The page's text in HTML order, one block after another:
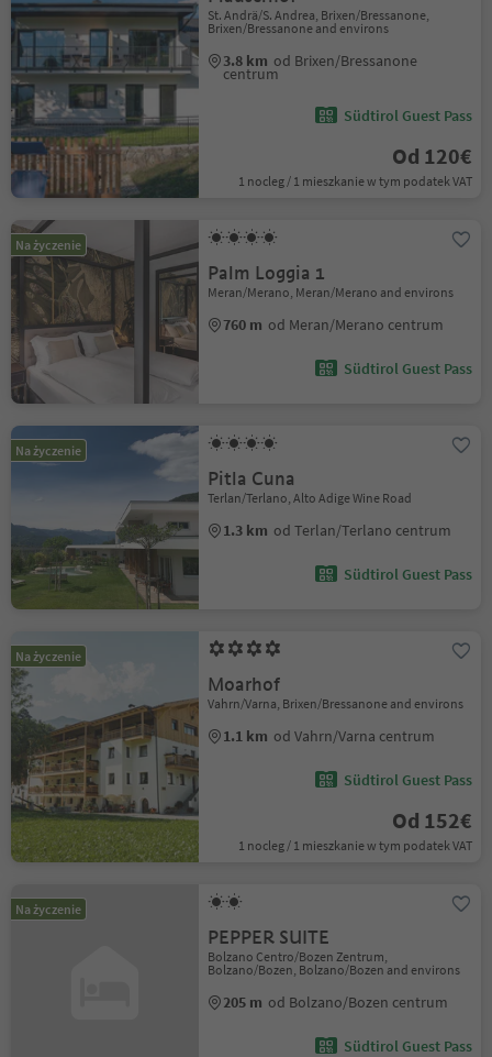
St. Andrä/S. Andrea, Brixen/Bressanone,
Brixen/Bressanone and environs
3.8 km od Brixen/Bressanone
centrum
Südtirol Guest Pass
Od 120€
1 nocleg / 1 mieszkanie w tym podatek VAT
Na życzenie
Palm Loggia 1
Meran/Merano, Meran/Merano and environs
760 m od Meran/Merano centrum
Südtirol Guest Pass
Na życzenie
Pitla Cuna
Terlan/Terlano, Alto Adige Wine Road
1.3 km od Terlan/Terlano centrum
Südtirol Guest Pass
Na życzenie
Moarhof
Vahrn/Varna, Brixen/Bressanone and environs
1.1 km od Vahrn/Varna centrum
Südtirol Guest Pass
Od 152€
1 nocleg / 1 mieszkanie w tym podatek VAT
Na życzenie
PEPPER SUITE
Bolzano Centro/Bozen Zentrum,
Bolzano/Bozen, Bolzano/Bozen and environs
205 m od Bolzano/Bozen centrum
Südtirol Guest Pass